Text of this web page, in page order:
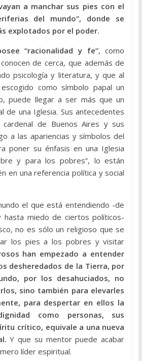
a manchar sus pies con el
del mundo”, donde se
explotados por el poder.
“racionalidad y fe”, como
de cerca, que además de
psicología y literatura, y que al
como símbolo papal un
puede llegar a ser más que un
de una Iglesia. Sus antecedentes
de Buenos Aires y sus
a las apariencias y símbolos del
poner su énfasis en una Iglesia
y para los pobres”, lo están
en una referencia política y social
el que está entendiendo -de
hasta miedo de ciertos políticos-
no es sólo un religioso que se
los pies a los pobres y visitar
han empezado a entender
desheredados de la Tierra, por
por los desahuciados, no
sino también para elevarles
para despertar en ellos la
como personas, sus
crítico, equivale a una nueva
Y que su mentor puede acabar
líder espiritual.